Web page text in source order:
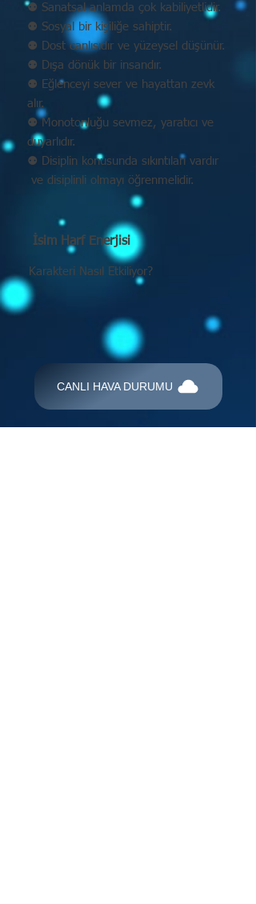
⚉ Sanatsal anlamda çok kabiliyetlidir.
⚉ Sosyal bir kişiliğe sahiptir.
⚉ Dost canlısıdır ve yüzeysel düşünür.
⚉ Dışa dönük bir insandır.
⚉ Eğlenceyi sever ve hayattan zevk
alır.
⚉ Monotonluğu sevmez, yaratıcı ve
duyarlıdır.
⚉ Disiplin konusunda sıkıntıları vardır
ve disiplinli olmayı öğrenmelidir.
İsim Harf Enerjisi
Karakteri Nasıl Etkiliyor?
CANLI HAVA DURUMU